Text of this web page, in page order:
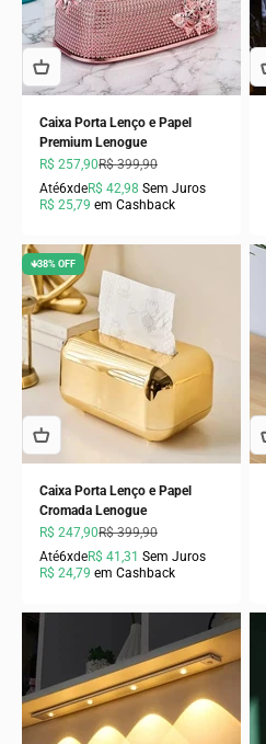
Caixa Porta Lenço e Papel
Premium Lenogue
Preço promocional
R$ 257,90Preço normal
R$ 399,90
Até6xdeR$ 42,98 Sem Juros
R$ 25,79 em Cashback
🡻38% OFF
Caixa Porta Lenço e Papel
Cromada Lenogue
Preço promocional
R$ 247,90Preço normal
R$ 399,90
Até6xdeR$ 41,31 Sem Juros
R$ 24,79 em Cashback